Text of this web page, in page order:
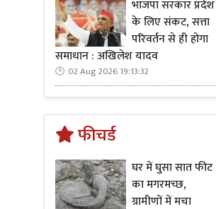
भाजपा सरकार प्रदेश
के लिए संकट, सत्ता
परिवर्तन से ही होगा
समाधान : अखिलेश यादव
02 Aug 2026 19:13:32
फीचर्ड
घर में घुसा सात फीट
का मगरमच्छ,
ग्रामीणों में मचा